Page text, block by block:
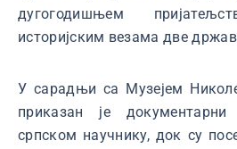
дугогодишњем
историјским везама две
У сарадњи са Музејем
приказан је
српском научнику, док су